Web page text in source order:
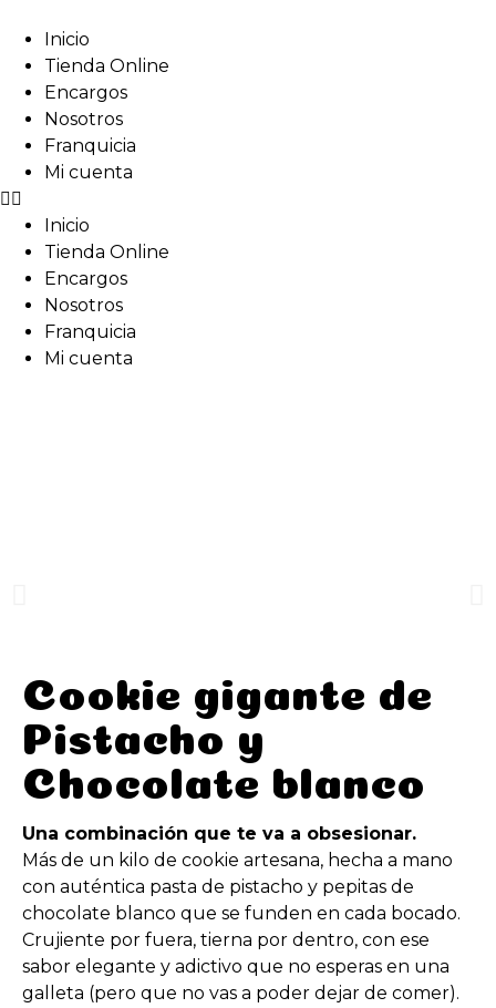
Inicio
Tienda Online
Encargos
Nosotros
Franquicia
Mi cuenta
Inicio
Tienda Online
Encargos
Nosotros
Franquicia
Mi cuenta
Cookie gigante de
Pistacho y
Chocolate blanco
Una combinación que te va a obsesionar.
Más de un kilo de cookie artesana, hecha a mano
con auténtica pasta de pistacho y pepitas de
chocolate blanco que se funden en cada bocado.
Crujiente por fuera, tierna por dentro, con ese
sabor elegante y adictivo que no esperas en una
galleta (pero que no vas a poder dejar de comer).